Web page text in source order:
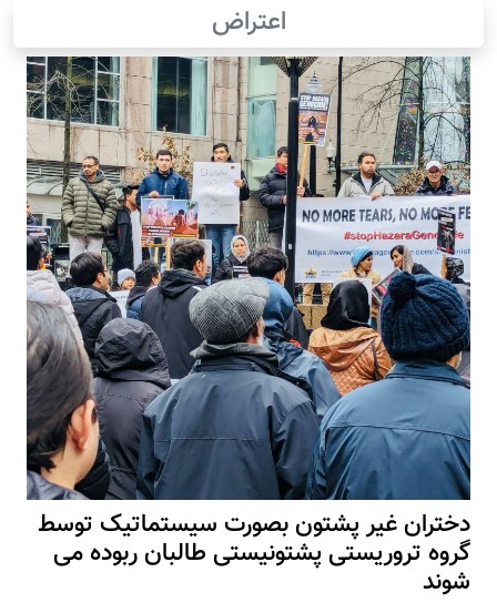
اعتراض
دختران غیر پشتون بصورت سیستماتیک توسط
گروه تروریستی پشتونیستی طالبان ربوده می
شوند